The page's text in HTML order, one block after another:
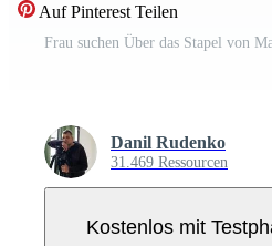
Auf Pinterest Teilen
Danil Rudenko
31.469 Ressourcen
Kostenlos mit